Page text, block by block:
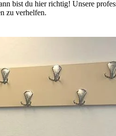
bist du hier richtig! Unsere
zu verhelfen.